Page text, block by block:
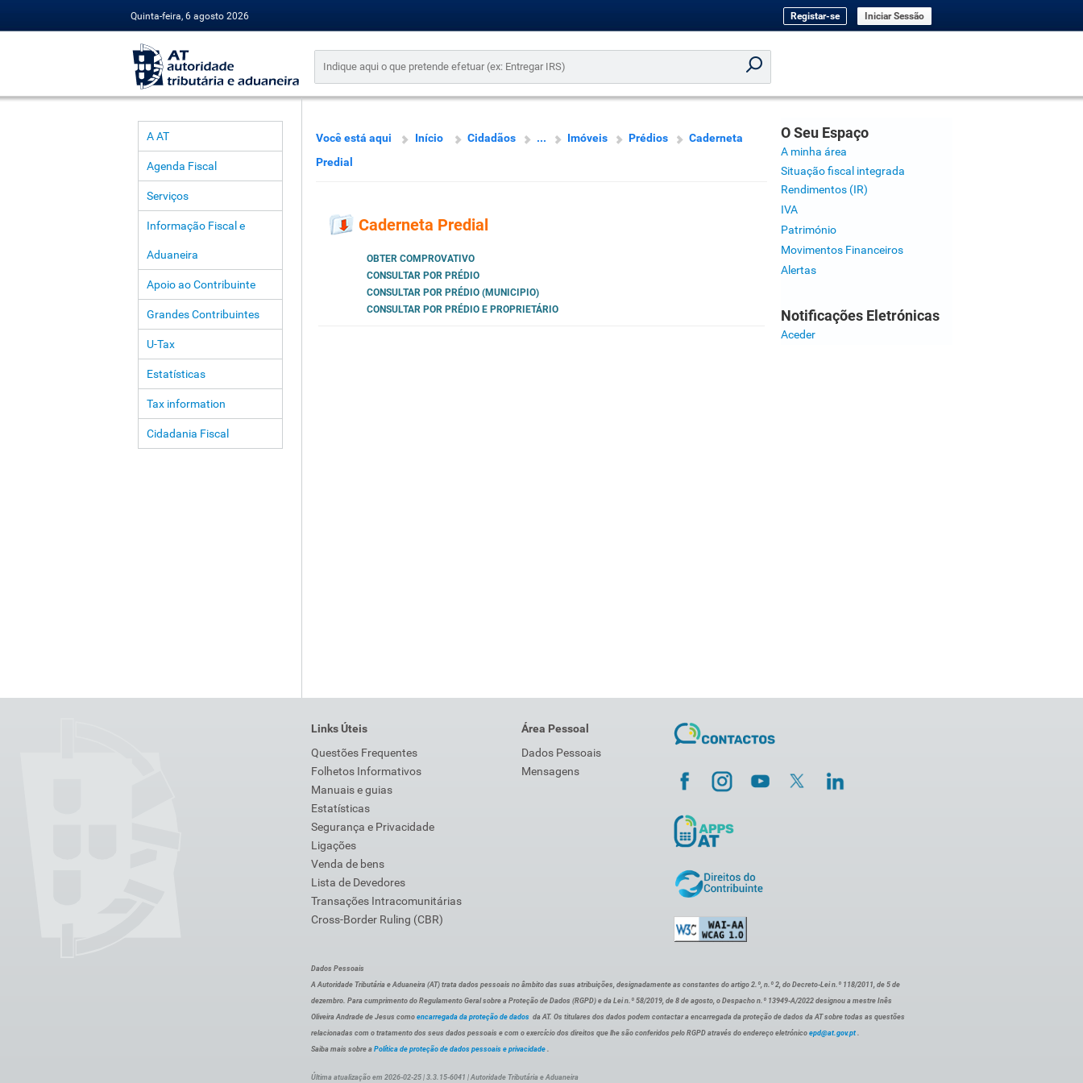
Quinta-feira, 6 agosto 2026 Registar-se Iniciar Sessão
A AT
Agenda Fiscal
Serviços
Informação Fiscal e
Aduaneira
Apoio ao Contribuinte
Grandes Contribuintes
U-Tax
Estatísticas
Tax information
Cidadania Fiscal
Você está aqui Início Cidadãos ... Imóveis Prédios
Caderneta
Predial
Caderneta Predial
OBTER COMPROVATIVO
CONSULTAR POR PRÉDIO
CONSULTAR POR PRÉDIO (MUNICIPIO)
CONSULTAR POR PRÉDIO E PROPRIETÁRIO
O Seu Espaço
A minha área
Situação fiscal integrada
Rendimentos (IR)
IVA
Património
Movimentos Financeiros
Alertas
Notificações Eletrónicas
Aceder
Links Úteis
Questões Frequentes
Folhetos Informativos
Manuais e guias
Estatísticas
Segurança e Privacidade
Ligações
Venda de bens
Lista de Devedores
Transações Intracomunitárias
Cross-Border Ruling (CBR)
Área Pessoal
Dados Pessoais
Mensagens
Dados Pessoais
A Autoridade Tributária e Aduaneira (AT) trata dados pessoais no âmbito das suas atribuições, designadamente as constantes do artigo 2.º, n.º 2, do Decreto-Lei n.º 118/2011, de 5 de
dezembro. Para cumprimento do Regulamento Geral sobre a Proteção de Dados (RGPD) e da Lei n.º 58/2019, de 8 de agosto, o Despacho n.º 13949-A/2022 designou a mestre Inês
Oliveira Andrade de Jesus como encarregada da proteção de dados da AT. Os titulares dos dados podem contactar a encarregada da proteção de dados da AT sobre todas as questões
relacionadas com o tratamento dos seus dados pessoais e com o exercício dos direitos que lhe são conferidos pelo RGPD através do endereço eletrónico epd@at.gov.pt .
Saiba mais sobre a Política de proteção de dados pessoais e privacidade .
Última atualização em 2026-02-25 | 3.3.15-6041 | Autoridade Tributária e Aduaneira